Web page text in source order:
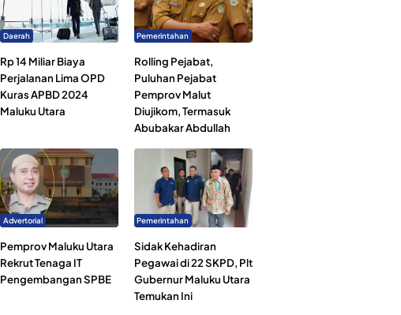
Daerah
Rp 14 Miliar Biaya
Perjalanan Lima OPD
Kuras APBD 2024
Maluku Utara
Pemerintahan
Rolling Pejabat,
Puluhan Pejabat
Pemprov Malut
Diujikom, Termasuk
Abubakar Abdullah
Advertorial
Pemprov Maluku Utara
Rekrut Tenaga IT
Pengembangan SPBE
Pemerintahan
Sidak Kehadiran
Pegawai di 22 SKPD, Plt
Gubernur Maluku Utara
Temukan Ini